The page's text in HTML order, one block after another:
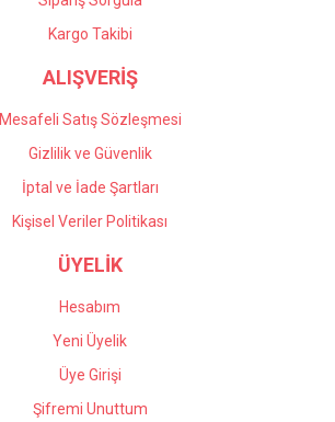
Kargo Takibi
ALIŞVERİŞ
Mesafeli Satış Sözleşmesi
Gizlilik ve Güvenlik
İptal ve İade Şartları
Kişisel Veriler Politikası
ÜYELİK
Hesabım
Yeni Üyelik
Üye Girişi
Şifremi Unuttum